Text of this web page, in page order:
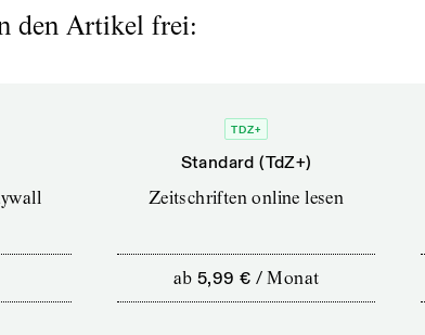
den Artikel frei:
TDZ+
Standard (TdZ+)
Zeitschriften online lesen
ab 5,99 € /Monat